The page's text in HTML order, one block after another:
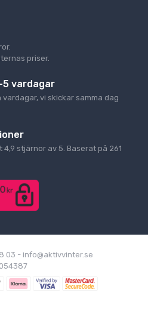
priser.
5 vardagar
vardagar, vi skickar samma dag
4,9 stjärnor av 5 . Baserat på 261
03 - info@aktivvinter.se